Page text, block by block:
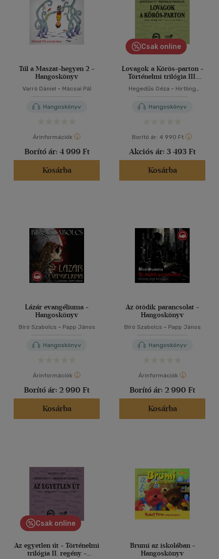
Túl a Maszat-hegyen 2 -
Hangoskönyv
Varró Dániel - Mácsai Pál
Hangoskönyv
Árinformációk
Borító ár: 4 999 Ft
Kosárba
Csak online
Lovagok a Körös-parton -
Történelmi trilógia III.
regény - Hangoskönyv
Hegedűs Géza - Hirtling
Hangoskönyv
Borító ár: 4 990 Ft
Akciós ár: 3 493 Ft
Kosárba
Lázár evangéliuma -
Hangoskönyv
Bíró Szabolcs - Papp János
Hangoskönyv
Árinformációk
Borító ár: 2 990 Ft
Kosárba
Az ötödik parancsolat -
Hangoskönyv
Bíró Szabolcs - Papp János
Hangoskönyv
Árinformációk
Borító ár: 2 990 Ft
Kosárba
Csak online
Az egyetlen út - Történelmi
trilógia II. regény -
Brumi az iskolában -
Hangoskönyv